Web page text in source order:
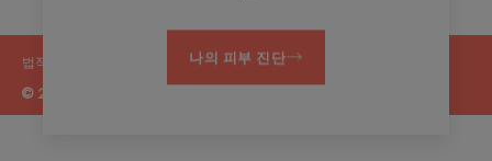
나의 피부 진단
법적 고지 개인정보 처리방침 쿠키 설정
© 2026 오 떼르말 아벤느